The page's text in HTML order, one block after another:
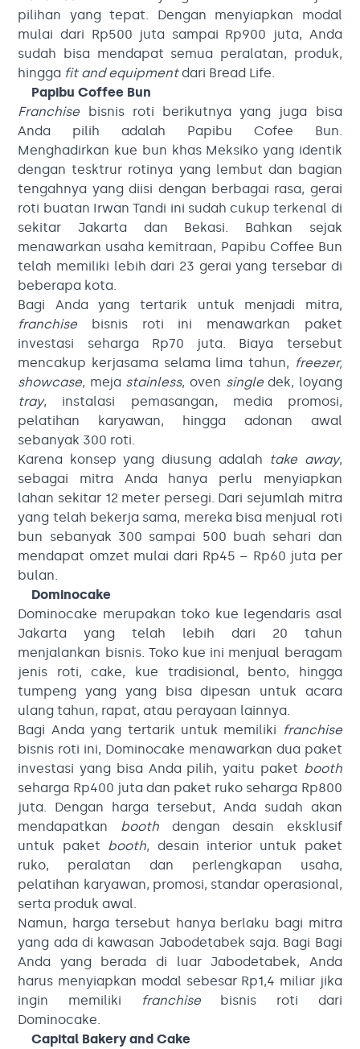
pilihan yang tepat. Dengan menyiapkan modal
mulai dari Rp500 juta sampai Rp900 juta, Anda
sudah bisa mendapat semua peralatan, produk,
hingga fit and equipmentdari Bread Life.
Papibu Coffee Bun
Franchise
bisnis roti berikutnya yang juga bisa
Anda pilih adalah Papibu Cofee Bun.
Menghadirkan kue bun khas Meksiko yang identik
dengan tesktrur rotinya yang lembut dan bagian
tengahnya yang diisi dengan berbagai rasa, gerai
roti buatan Irwan Tandi ini sudah cukup terkenal di
sekitar Jakarta dan Bekasi. Bahkan sejak
menawarkan usaha kemitraan, Papibu Coffee Bun
telah memiliki lebih dari 23 gerai yang tersebar di
beberapa kota.
Bagi Anda yang tertarik untuk menjadi mitra,
franchisebisnis roti ini menawarkan paket
investasi seharga Rp70 juta. Biaya tersebut
mencakup kerjasama selama lima tahun, freezer,
showcase, meja stainless, oven singledek, loyang
tray, instalasi pemasangan, media promosi,
pelatihan karyawan, hingga adonan awal
sebanyak 300 roti.
Karena konsep yang diusung adalah take away,
sebagai mitra Anda hanya perlu menyiapkan
lahan sekitar 12 meter persegi. Dari sejumlah mitra
yang telah bekerja sama, mereka bisa menjual roti
bun sebanyak 300 sampai 500 buah sehari dan
mendapat omzet mulai dari Rp45 – Rp60 juta per
bulan.
Dominocake
Dominocake merupakan toko kue legendaris asal
Jakarta yang telah lebih dari 20 tahun
menjalankan bisnis. Toko kue ini menjual beragam
jenis roti, cake, kue tradisional, bento, hingga
tumpeng yang yang bisa dipesan untuk acara
ulang tahun, rapat, atau perayaan lainnya.
Bagi Anda yang tertarik untuk memiliki franchise
bisnis roti ini, Dominocake menawarkan dua paket
investasi yang bisa Anda pilih, yaitu paket booth
seharga Rp400 juta dan paket ruko seharga Rp800
juta. Dengan harga tersebut, Anda sudah akan
mendapatkan boothdengan desain eksklusif
untuk paket booth, desain interior untuk paket
ruko, peralatan dan perlengkapan usaha,
pelatihan karyawan, promosi, standar operasional,
serta produk awal.
Namun, harga tersebut hanya berlaku bagi mitra
yang ada di kawasan Jabodetabek saja. Bagi Bagi
Anda yang berada di luar Jabodetabek, Anda
harus menyiapkan modal sebesar Rp1,4 miliar jika
ingin memiliki franchisebisnis roti dari
Dominocake.
Capital Bakery and Cake